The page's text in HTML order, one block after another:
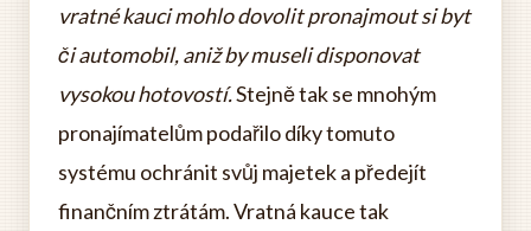
vratné kauci mohlo dovolit pronajmout si byt
či automobil, aniž by museli disponovat
vysokou hotovostí.Stejně tak se mnohým
pronajímatelům podařilo díky tomuto
systému ochránit svůj majetek a předejít
finančním ztrátám. Vratná kauce tak